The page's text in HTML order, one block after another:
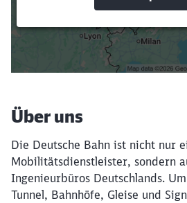
Suchbegriffe
Filter setzen
Über uns
Die Deutsche Bahn ist nicht nur
Mobilitätsdienstleister, sondern
Ingenieurbüros Deutschlands.
Tunnel, Bahnhöfe, Gleise und